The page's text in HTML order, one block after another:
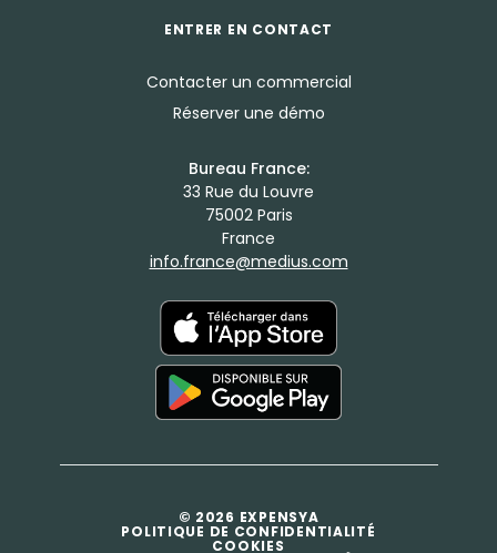
ENTRER EN CONTACT
Contacter un commercial
Réserver une démo
Bureau France:
33 Rue du Louvre
75002 Paris
France
info.france@medius.com
© 2026 EXPENSYA
POLITIQUE DE CONFIDENTIALITÉ
COOKIES